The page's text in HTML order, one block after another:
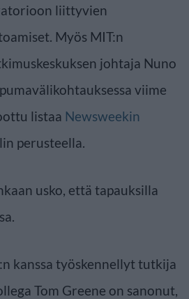
liittyvien
Myös MIT:n
johtaja Nuno
viime
listaa Newsweekin
perusteella.
usko, että tapauksilla
kanssa työskennellyt tutkija
Tom Greene on sanonut,